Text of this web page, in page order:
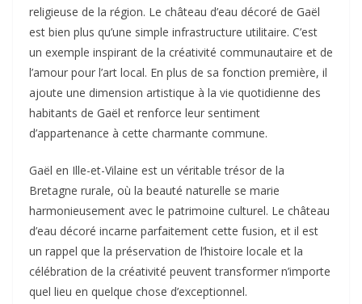
religieuse de la région. Le château d’eau décoré de Gaël
est bien plus qu’une simple infrastructure utilitaire. C’est
un exemple inspirant de la créativité communautaire et de
l’amour pour l’art local. En plus de sa fonction première, il
ajoute une dimension artistique à la vie quotidienne des
habitants de Gaël et renforce leur sentiment
d’appartenance à cette charmante commune.
Gaël en Ille-et-Vilaine est un véritable trésor de la
Bretagne rurale, où la beauté naturelle se marie
harmonieusement avec le patrimoine culturel. Le château
d’eau décoré incarne parfaitement cette fusion, et il est
un rappel que la préservation de l’histoire locale et la
célébration de la créativité peuvent transformer n’importe
quel lieu en quelque chose d’exceptionnel.